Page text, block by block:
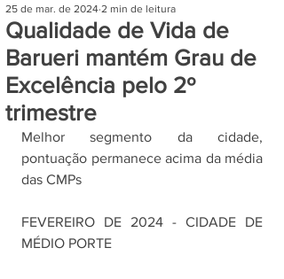
Qualidade de Vida de
Barueri mantém Grau de
Excelência pelo 2º
trimestre
25 de mar. de 2024 2 min de leitura
Melhor segmento da cidade,
pontuação permanece acima da média
das CMPs
FEVEREIRO DE 2024 - CIDADE DE
MÉDIO PORTE